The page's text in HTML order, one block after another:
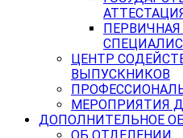
ЦЕНТР
ВЫПУСКНИКОВ
МЕРОПРИЯТИЯ
ДОПОЛНИТЕЛЬНОЕ